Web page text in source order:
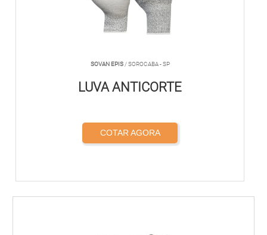
SOVAN EPIS/ SOROCABA - SP
LUVA ANTICORTE
COTAR AGORA